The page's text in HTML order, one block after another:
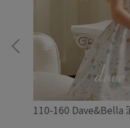
110-160 Dave&Bella